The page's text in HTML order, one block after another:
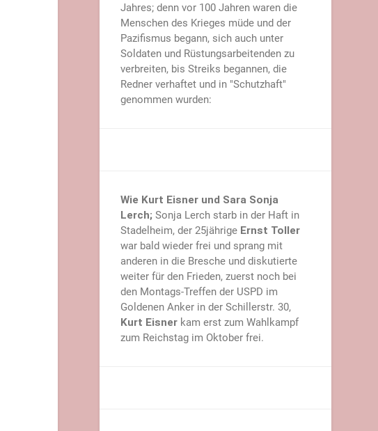
Jahres; denn vor 100 Jahren waren die
Menschen des Krieges müde und der
Pazifismus begann, sich auch unter
Soldaten und Rüstungsarbeitenden zu
verbreiten, bis Streiks begannen, die
Redner verhaftet und in "Schutzhaft"
genommen wurden:
Wie Kurt Eisner und Sara Sonja
Lerch; Sonja Lerch starb in der Haft in
Stadelheim, der 25jährige Ernst Toller
war bald wieder frei und sprang mit
anderen in die Bresche und diskutierte
weiter für den Frieden, zuerst noch bei
den Montags-Treffen der USPD im
Goldenen Anker in der Schillerstr. 30,
Kurt Eisner kam erst zum Wahlkampf
zum Reichstag im Oktober frei.